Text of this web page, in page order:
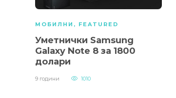
МОБИЛНИ , FEATURED
Уметнички Samsung
Galaxy Note 8 за 1800
долари
9 години 1010